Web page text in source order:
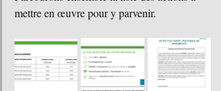
mettre en œuvre pour y parvenir.